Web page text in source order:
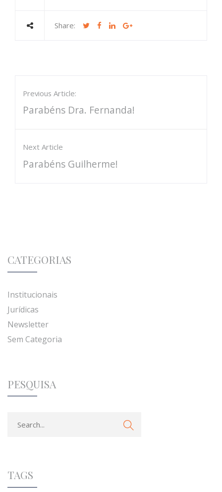
Share:
Previous Article:
Parabéns Dra. Fernanda!
Next Article
Parabéns Guilherme!
CATEGORIAS
Institucionais
Jurídicas
Newsletter
Sem Categoria
PESQUISA
TAGS